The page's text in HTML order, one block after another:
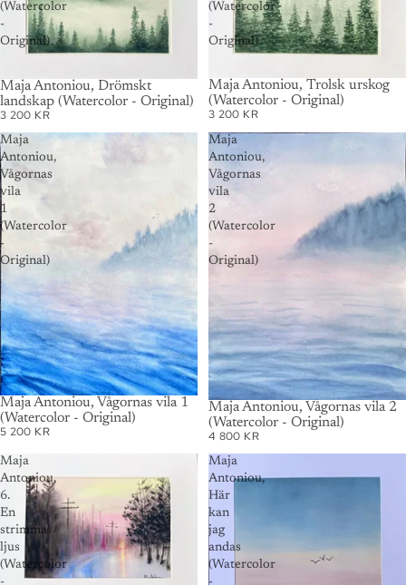
(Watercolor
-
Original)
SOLD OUT
Maja Antoniou, Drömskt
landskap (Watercolor - Original)
3 200 KR
(Watercolor
-
Original)
SOLD OUT
Maja Antoniou, Trolsk urskog
(Watercolor - Original)
3 200 KR
Maja
Antoniou,
Vågornas
vila
1
(Watercolor
-
Original)
Maja Antoniou, Vågornas vila 1
(Watercolor - Original)
5 200 KR
Maja
Antoniou,
Vågornas
vila
2
(Watercolor
-
Original)
SOLD OUT
Maja Antoniou, Vågornas vila 2
(Watercolor - Original)
4 800 KR
Maja
Antoniou,
6.
En
strimma
ljus
(Watercolor
Maja
Antoniou,
Här
kan
jag
andas
(Watercolor